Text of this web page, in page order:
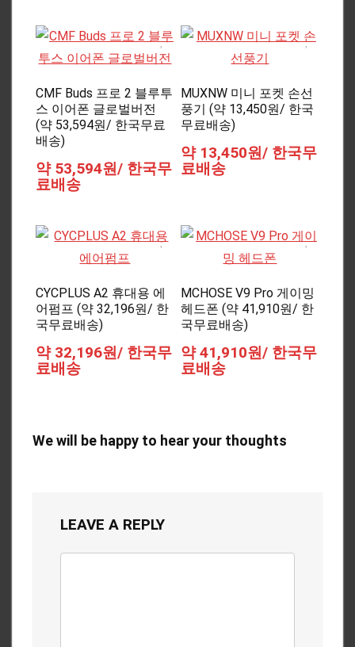
CMF Buds 프로 2 블루투
스 이어폰 글로벌버전
(약 53,594원/ 한국무료
배송)
약 53,594원/ 한국무
료배송
MUXNW 미니 포켓 손선
풍기 (약 13,450원/ 한국
무료배송)
약 13,450원/ 한국무
료배송
CYCPLUS A2 휴대용 에
어펌프 (약 32,196원/ 한
국무료배송)
약 32,196원/ 한국무
료배송
MCHOSE V9 Pro 게이밍
헤드폰 (약 41,910원/ 한
국무료배송)
약 41,910원/ 한국무
료배송
We will be happy to hear your thoughts
LEAVE A REPLY